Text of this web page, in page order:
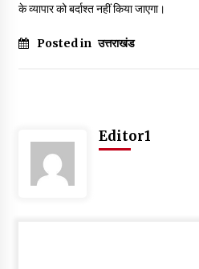
Thought Of The
May 9, 2022
के व्यापार को बर्दाश्त नहीं किया जाएगा।
Posted in उत्तराखंड
Editor1